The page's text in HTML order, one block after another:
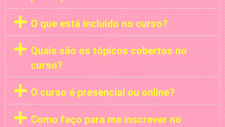
O que está incluído no curso?
Quais são os tópicos cobertos no
curso?
O curso é presencial ou online?
Como faço para me inscrever no